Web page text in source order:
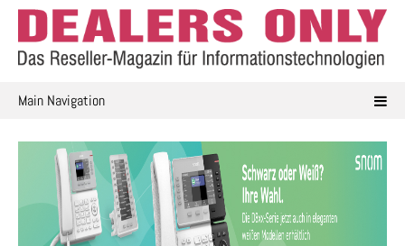
Skip
content
Main Navigation